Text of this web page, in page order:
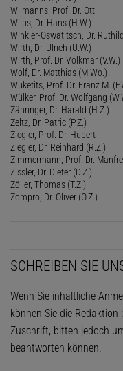
Wilmanns, Prof. Dr. Otti
Wilps, Dr. Hans (H.W.)
Winkler-Oswatitsch, Dr.
Wirth, Dr. Ulrich (U.W.)
Wirth, Prof. Dr. Volkmar (V.W.)
Wolf, Dr. Matthias (M.Wo.)
Wuketits, Prof. Dr. Franz M.
Wülker, Prof. Dr. Wolfgang
Zähringer, Dr. Harald (H.Z.)
Zeltz, Dr. Patric (P.Z.)
Ziegler, Prof. Dr. Hubert
Ziegler, Dr. Reinhard (R.Z.)
Zimmermann, Prof. Dr.
Zissler, Dr. Dieter (D.Z.)
Zöller, Thomas (T.Z.)
Zompro, Dr. Oliver (O.Z.)
SCHREIBEN SIE
Wenn Sie inhaltliche
können Sie die Redaktion
Zuschrift, bitten jedoch
beantworten können.